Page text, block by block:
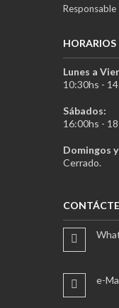
HORARIOS
Lunes a
10:30hs -
Sábados:
16:00hs -
Domingos
Cerrado.
e-